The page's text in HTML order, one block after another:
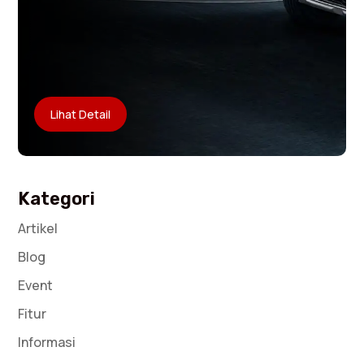
Lihat Detail
Kategori
Artikel
Blog
Event
Fitur
Informasi